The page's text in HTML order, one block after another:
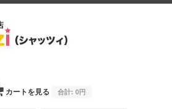
カートを見る 合計: 0円